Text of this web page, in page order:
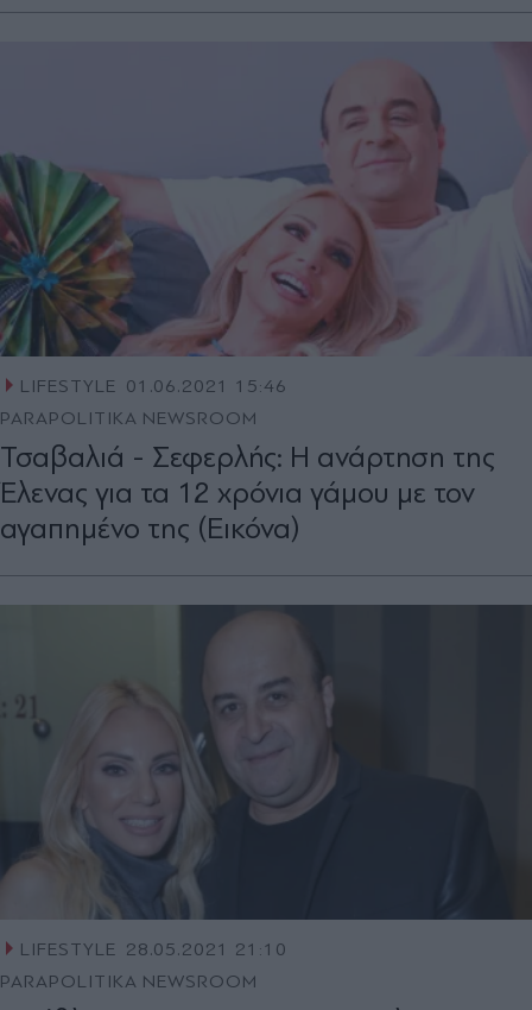
LIFESTYLE 01.06.2021 15:46
PARAPOLITIKA NEWSROOM
Τσαβαλιά - Σεφερλής: Η ανάρτηση της
Έλενας για τα 12 χρόνια γάμου με τον
αγαπημένο της (Εικόνα)
LIFESTYLE 28.05.2021 21:10
PARAPOLITIKA NEWSROOM